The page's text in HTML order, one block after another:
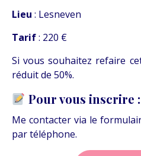
Lieu : Lesneven
Tarif: 220 €
Si vous souhaitez refaire
réduit de 50%.
Pour vous inscrire :
Me contacter via le
par téléphone.